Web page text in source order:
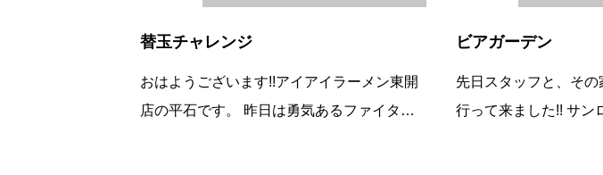
替玉チャレンジ
おはようございます!!アイアイラーメン東開
店の平石です。 昨日は勇気あるファイター
ビアガーデン
先日スタッフと、そ
行って来ました!! サンロイヤルホテル様のご